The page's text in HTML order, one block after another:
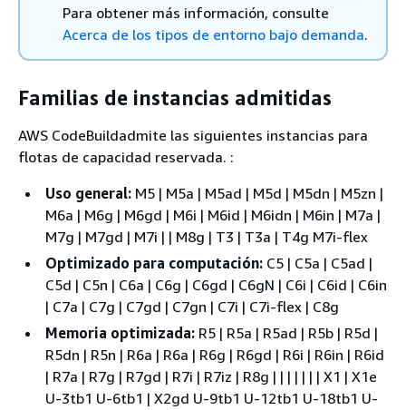
Para obtener más información, consulte
Acerca de los tipos de entorno bajo demanda.
Familias de instancias admitidas
AWS CodeBuildadmite las siguientes instancias para
flotas de capacidad reservada. :
Uso general: M5 | M5a | M5ad | M5d | M5dn | M5zn |
M6a | M6g | M6gd | M6i | M6id | M6idn | M6in | M7a |
M7g | M7gd | M7i | | M8g | T3 | T3a | T4g M7i-flex
Optimizado para computación: C5 | C5a | C5ad |
C5d | C5n | C6a | C6g | C6gd | C6gN | C6i | C6id | C6in
| C7a | C7g | C7gd | C7gn | C7i | C7i-flex | C8g
Memoria optimizada: R5 | R5a | R5ad | R5b | R5d |
R5dn | R5n | R6a | R6a | R6g | R6gd | R6i | R6in | R6id
| R7a | R7g | R7gd | R7i | R7iz | R8g | | | | | | | X1 | X1e
U-3tb1 U-6tb1 | X2gd U-9tb1 U-12tb1 U-18tb1 U-